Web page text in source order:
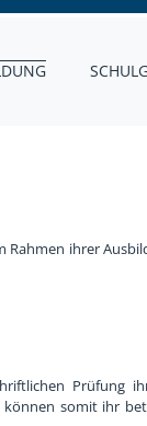
Rahmen ihrer
Prüfung
somit ihr